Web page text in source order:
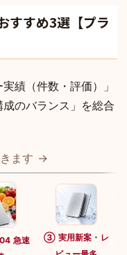
すすめ3選【プラ
績（件数・評価）」
のバランス」を総合
ます →
急速
③ 実用新案・レ